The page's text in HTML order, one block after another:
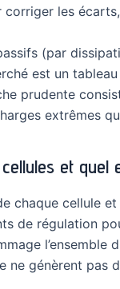
corriger les
(par
est un
prudente
extrêmes
et quel
chaque cellule
de régulation
génèrent pas